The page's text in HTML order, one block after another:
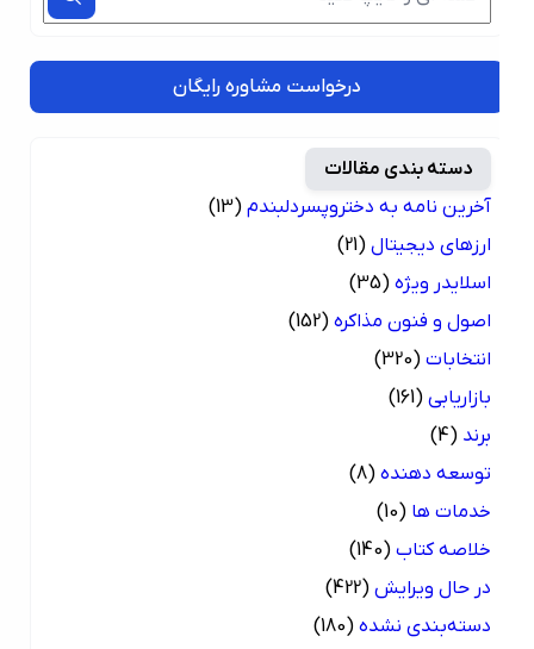
درخواست مشاوره رایگان
دسته بندی مقالات
آخرین نامه به دختروپسردلبندم (13)
ارزهای دیجیتال (21)
اسلایدر ویژه (35)
اصول و فنون مذاکره (152)
انتخابات (320)
بازاریابی (161)
(4)
توسعه دهنده (8)
خدمات ها (10)
خلاصه کتاب (140)
در حال ویرایش (422)
دسته‌بندی نشده (180)